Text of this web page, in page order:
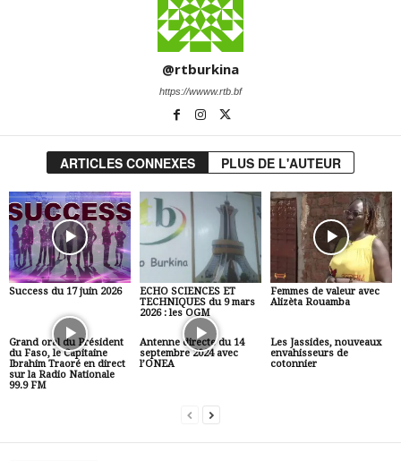
@rtburkina
https://wwww.rtb.bf
ARTICLES CONNEXES PLUS DE L'AUTEUR
Success du 17 juin 2026
ECHO SCIENCES ET
TECHNIQUES du 9 mars
2026 : les OGM
Femmes de valeur avec
Alizèta Rouamba
Grand oral du Président
du Faso, le Capitaine
Ibrahim Traoré en direct
sur la Radio Nationale
99.9 FM
Antenne directe du 14
septembre 2024 avec
l’ONEA
Les Jassides, nouveaux
envahisseurs de
cotonnier